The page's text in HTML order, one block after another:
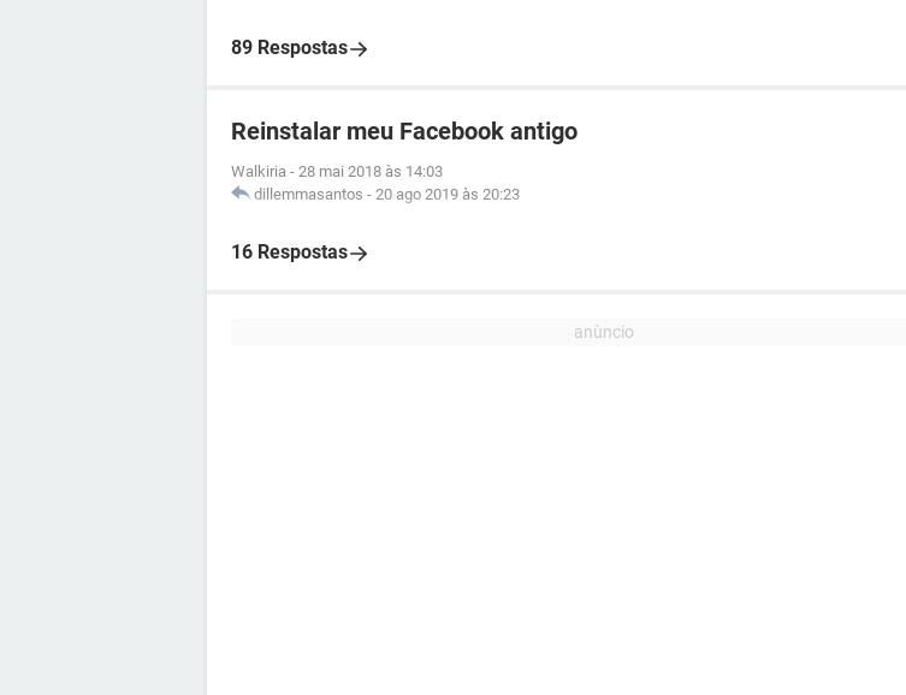
89 Respostas
Reinstalar meu Facebook antigo
Walkiria - 28 mai 2018 às 14:03
dillemmasantos - 20 ago 2019 às 20:23
16 Respostas